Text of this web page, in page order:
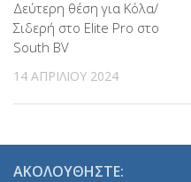
Δεύτερη θέση για Κόλα/
Σιδερή στο Elite Pro στο
South BV
14 ΑΠΡΙΛΊΟΥ 2024
ΑΚΟΛΟΥΘΉΣΤΕ: